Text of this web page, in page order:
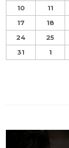
10
11
17
18
24
25
31
1